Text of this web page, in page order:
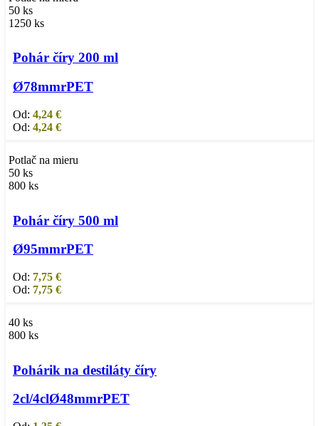
50 ks
1250 ks
Pohár číry 200 ml
Ø78mmrPET
Od: 4,24 €
Od: 4,24 €
Potlač na mieru
50 ks
800 ks
Pohár číry 500 ml
Ø95mmrPET
Od: 7,75 €
Od: 7,75 €
40 ks
800 ks
Pohárik na destiláty číry
2cl/4clØ48mmrPET